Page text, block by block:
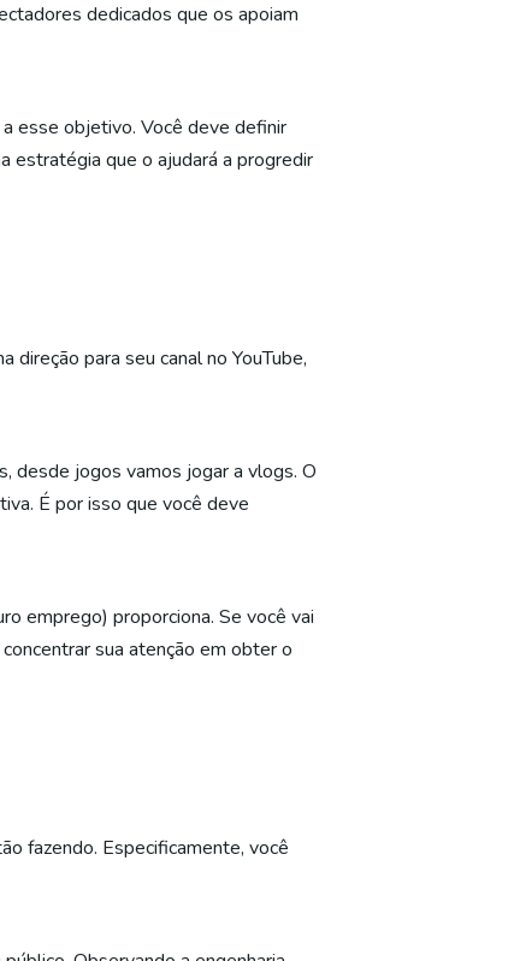
dedicados que os apoiam
esse objetivo. Você deve definir
estratégia que o ajudará a progredir
para seu canal no YouTube,
desde jogos vamos jogar a vlogs. O
É por isso que você deve
emprego) proporciona. Se você vai
sua atenção em obter o
fazendo. Especificamente, você